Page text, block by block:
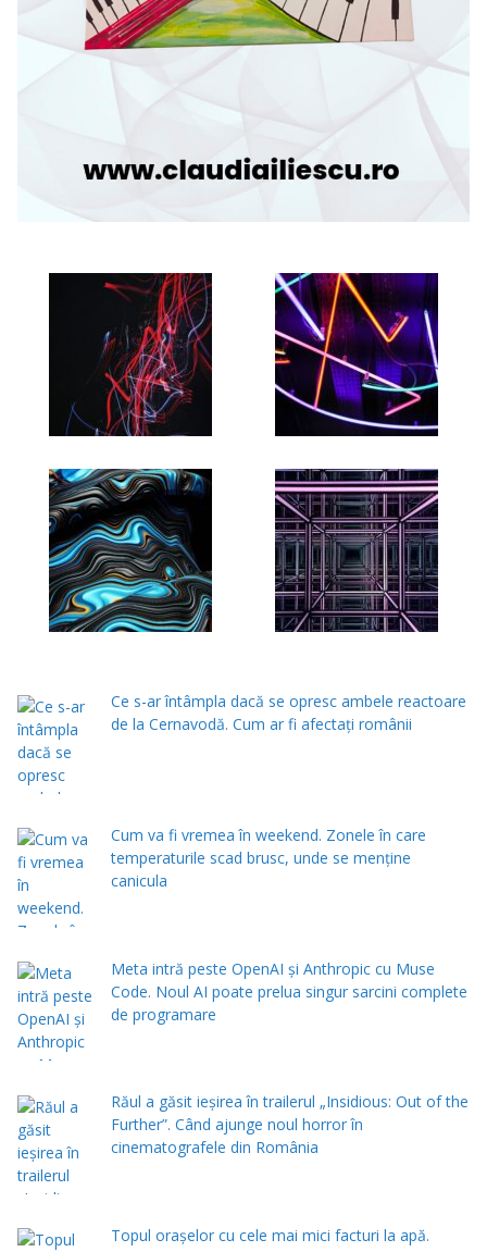
Ce s-ar întâmpla dacă se opresc ambele reactoare
de la Cernavodă. Cum ar fi afectați românii
Cum va fi vremea în weekend. Zonele în care
temperaturile scad brusc, unde se menţine
canicula
Meta intră peste OpenAI și Anthropic cu Muse
Code. Noul AI poate prelua singur sarcini complete
de programare
Răul a găsit ieșirea în trailerul „Insidious: Out of the
Further”. Când ajunge noul horror în
cinematografele din România
Topul orașelor cu cele mai mici facturi la apă.